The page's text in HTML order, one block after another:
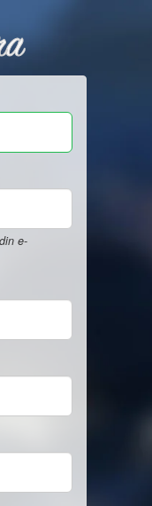
e-